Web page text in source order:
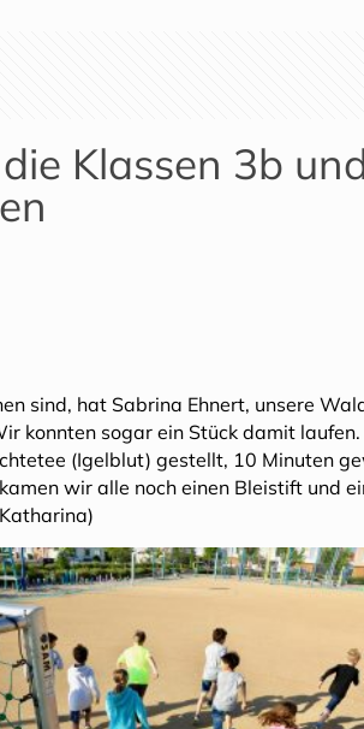
Klassen 3b
sind, hat Sabrina Ehnert, unsere
konnten sogar ein Stück damit
(Igelblut) gestellt, 10 Minuten
wir alle noch einen Bleistift und